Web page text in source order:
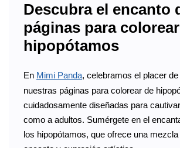
Descubra el encanto
páginas para
hipopótamos
En Mimi Panda, celebramos el placer
nuestras páginas para colorear de
cuidadosamente diseñadas para
como a adultos. Sumérgete en el
los hipopótamos, que ofrece una